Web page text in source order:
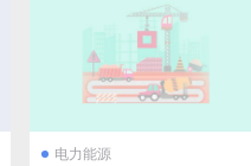
电力能源